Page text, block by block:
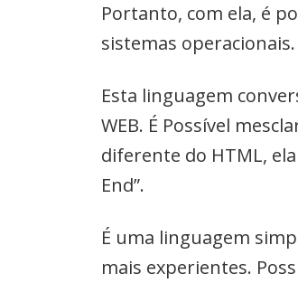
Portanto, com ela, é
sistemas operacionais.
Esta linguagem
WEB. É Possível
diferente do HTML,
End”.
É uma linguagem
mais experientes.